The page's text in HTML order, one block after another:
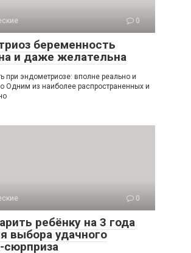
0
беременность
и даже желательна
при эндометриозе: вполне реально и
Одним из наиболее распространенных и
0
ребёнку на 3 года
выбора удачного
сюрприза